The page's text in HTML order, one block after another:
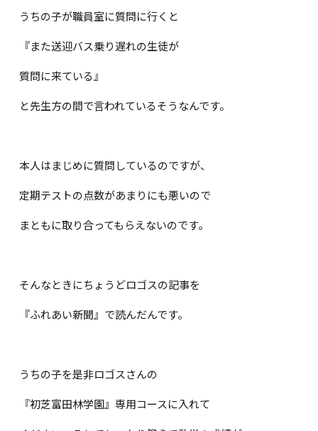
うちの子が職員室に質問に行くと
『また送迎バス乗り遅れの生徒が
質問に来ている』
と先生方の間で言われているそうなんです。
本人はまじめに質問しているのですが、
定期テストの点数があまりにも悪いので
まともに取り合ってもらえないのです。
そんなときにちょうどロゴスの記事を
『ふれあい新聞』で読んだんです。
うちの子を是非ロゴスさんの
『初芝富田林学園』専用コースに入れて